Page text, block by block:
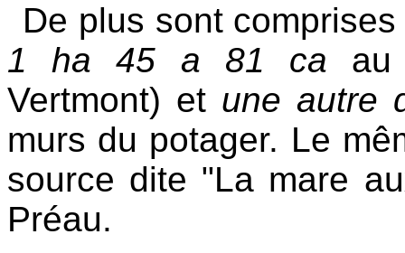
De plus sont
1 ha 45 a 81 ca
Vertmont) et une autre
murs du potager. Le
source dite "La mare
Préau.